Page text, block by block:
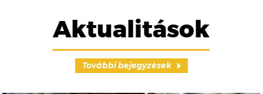
Aktualitások
További bejegyzések